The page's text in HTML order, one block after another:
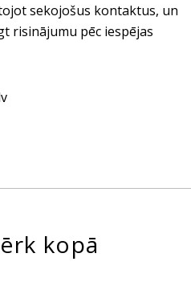
sekojošus kontaktus, un
risinājumu pēc iespējas
kopā